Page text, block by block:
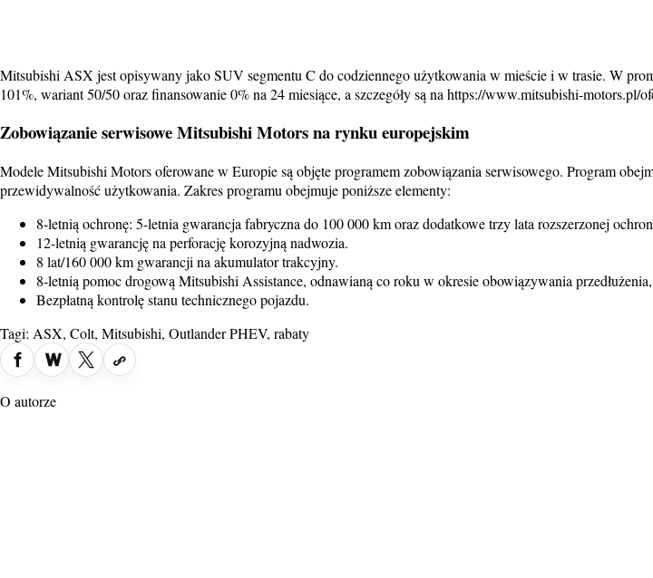
Mitsubishi ASX jest opisywany jako SUV segmentu C do codziennego użytkowania w mieście i w trasie. W
101%, wariant 50/50 oraz finansowanie 0% na 24 miesiące, a szczegóły są na https://www.mitsubishi-motors.pl/
Zobowiązanie serwisowe Mitsubishi Motors na rynku europejskim
Modele Mitsubishi Motors oferowane w Europie są objęte programem zobowiązania serwisowego. Program
przewidywalność użytkowania. Zakres programu obejmuje poniższe elementy:
8-letnią ochronę: 5-letnia gwarancja fabryczna do 100 000 km oraz dodatkowe trzy lata rozszerzonej
12-letnią gwarancję na perforację korozyjną nadwozia.
8 lat/160 000 km gwarancji na akumulator trakcyjny.
8-letnią pomoc drogową Mitsubishi Assistance, odnawianą co roku w okresie obowiązywania
Bezpłatną kontrolę stanu technicznego pojazdu.
Tagi: ASX, Colt, Mitsubishi, Outlander PHEV, rabaty
O autorze